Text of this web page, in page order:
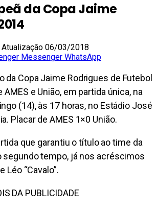
da Copa Jaime
Atualização 06/03/2018
Messenger WhatsApp
da Copa Jaime Rodrigues de Futebol
e União, em partida única, na
(14), às 17 horas, no Estádio José
Placar de AMES 1×0 União.
que garantiu o título ao time da
segundo tempo, já nos acréscimos
“Cavalo”.
DA PUBLICIDADE